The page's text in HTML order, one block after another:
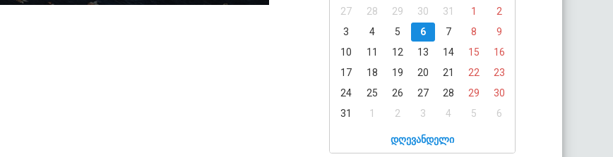
27
28 29 30 31 1
2
3
4 5 6 7 8
9
10
11 12 13 14 15
16
17
18 19 20 21 22
23
24
25 26 27 28 29
30
31
1 2 3 4 5 6
დღევანდელი